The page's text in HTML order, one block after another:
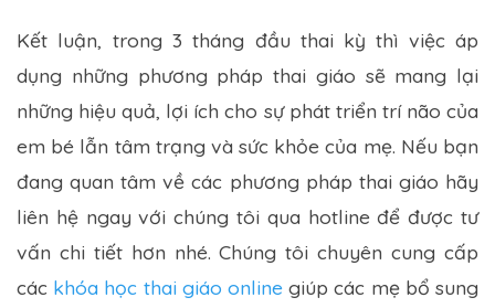
Kết luận, trong 3 tháng đầu thai kỳ thì việc áp
dụng những phương pháp thai giáo sẽ mang lại
những hiệu quả, lợi ích cho sự phát triển trí não của
em bé lẫn tâm trạng và sức khỏe của mẹ. Nếu bạn
đang quan tâm về các phương pháp thai giáo hãy
liên hệ ngay với chúng tôi qua hotline để được tư
vấn chi tiết hơn nhé. Chúng tôi chuyên cung cấp
các khóa học thai giáo online giúp các mẹ bổ sung